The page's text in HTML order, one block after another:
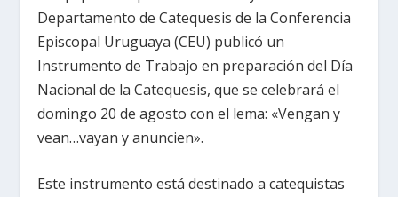
Departamento de Catequesis de la Conferencia
Episcopal Uruguaya (CEU) publicó un
Instrumento de Trabajo en preparación del Día
Nacional de la Catequesis, que se celebrará el
domingo 20 de agosto con el lema: «Vengan y
vean…vayan y anuncien».
Este instrumento está destinado a catequistas